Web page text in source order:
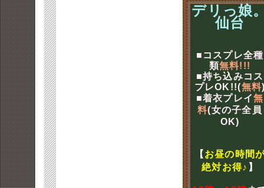
デリっ娘
仙台
■コスプレ全種
類無料!!!
■持ち込みコス
プレOK!!(無料
■着衣プレイ無
料(女の子全員
OK)
【 お昼の時間
絶対お得♪ 】